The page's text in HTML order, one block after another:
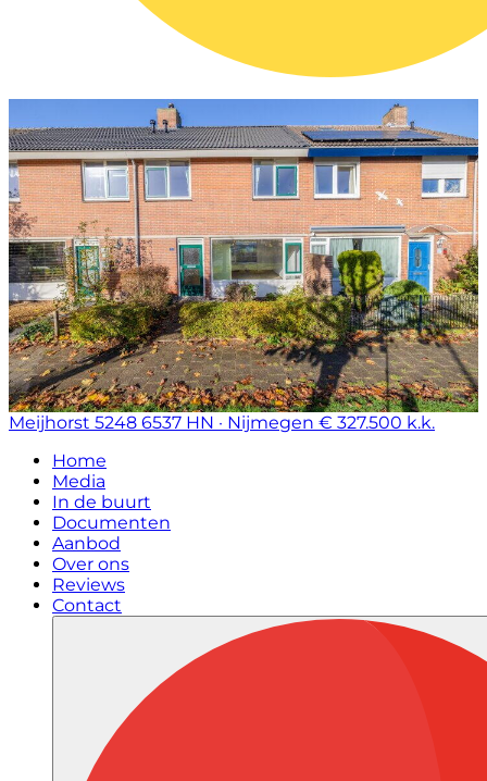
Meijhorst 5248 6537 HN · Nijmegen € 327.500 k.k.
Home
Media
In de buurt
Documenten
Aanbod
Over ons
Reviews
Contact